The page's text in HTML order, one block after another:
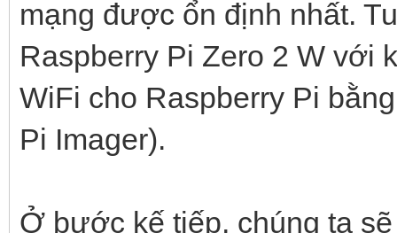
mạng được ổn định nhất.
Raspberry Pi Zero 2 W với
WiFi cho Raspberry Pi
Pi Imager).
Ở bước kế tiếp, chúng ta